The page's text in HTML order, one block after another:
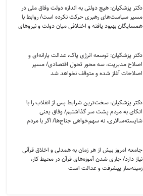
مسئولیت‌پذیری عملی و مشارکت در حل مسائل کشور
دکتر پزشکیان: هیچ دولتی به اندازه دولت وفاق ملی در
مسیر سیاست‌های رهبری حرکت نکرده است/ روابط با
همسایگان بهبود یافته و اختلافی میان دولت و نیروهای
دکتر پزشکیان: توسعه انرژی پاک، عدالت یارانه‌ای و
اصلاح مدیریت، سه محور تحول اقتصادی/ مسیر
اصلاحات آغاز شده و متوقف نخواهد شد
دکتر پزشکیان: سخت‌ترین شرایط پس از انقلاب را با
اتکای به مردم پشت سر گذاشتیم/ وفاق یعنی
شایسته‌سالاری، نه سهم‌خواهی جناح‌ها/ اگر با مردم
جامعه امروز بیش از هر زمان به همدلی و اخلاق قرآنی
نیاز دارد/ جاری شدن آموزه‌های قرآن در محیط کار،
زمینه‌ساز پیشرفت و عدالت است